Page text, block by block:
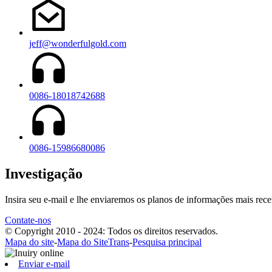
jeff@wonderfulgold.com
0086-18018742688
0086-15986680086
Investigação
Insira seu e-mail e lhe enviaremos os planos de informações mais
Contate-nos
© Copyright 2010 - 2024: Todos os direitos reservados.
Mapa do site-Mapa do SiteTrans-Pesquisa principal
Enviar e-mail